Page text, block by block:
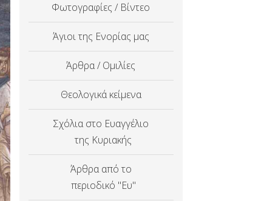
Φωτογραφίες / Βίντεο
Άγιοι της Ενορίας μας
Άρθρα / Ομιλίες
Θεολογικά κείμενα
Σχόλια στο Ευαγγέλιο
της Κυριακής
Άρθρα από το
περιοδικό "Ευ"